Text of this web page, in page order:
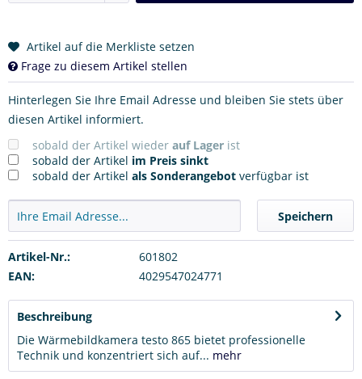
Artikel auf die Merkliste setzen
Frage zu diesem Artikel stellen
Hinterlegen Sie Ihre Email Adresse und bleiben Sie stets über
diesen Artikel informiert.
sobald der Artikel wieder auf Lager ist
sobald der Artikel im Preis sinkt
sobald der Artikel als Sonderangebot verfügbar ist
Speichern
Artikel-Nr.:
601802
EAN:
4029547024771
Beschreibung
Die Wärmebildkamera testo 865 bietet professionelle
Technik und konzentriert sich auf... mehr